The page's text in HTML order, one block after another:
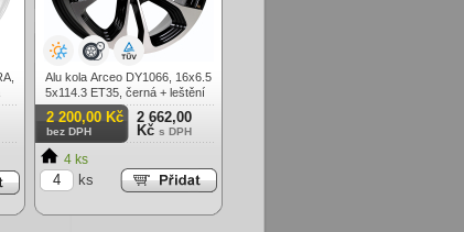
Alu kola Arceo DY1066, 16x6.5
5x114.3 ET35, černá + leštění
2 200,00 Kč
bez DPH
2 662,00
Kč s DPH
4 ks
ks